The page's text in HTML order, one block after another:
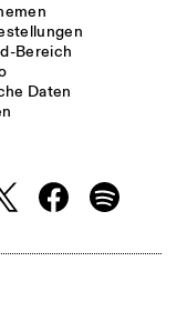
Bereich
Daten